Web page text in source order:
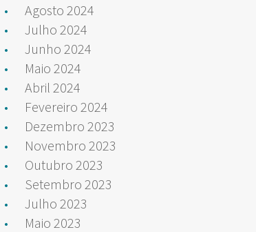
Agosto 2024
Julho 2024
Junho 2024
Maio 2024
Abril 2024
Fevereiro 2024
Dezembro 2023
Novembro 2023
Outubro 2023
Setembro 2023
Julho 2023
Maio 2023